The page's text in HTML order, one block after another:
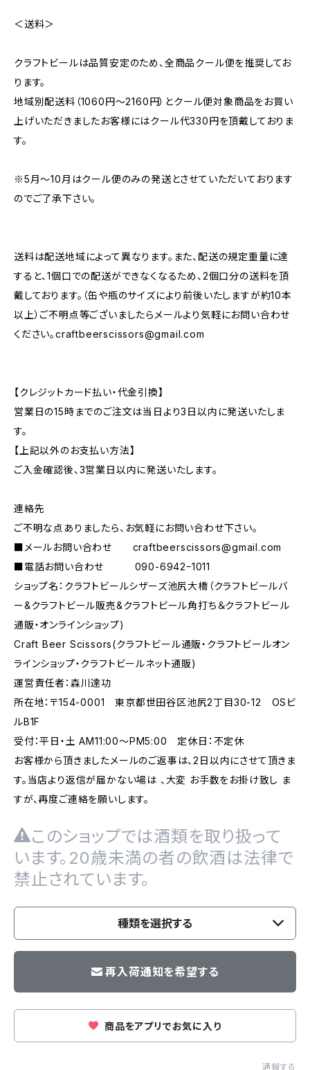
＜送料＞
クラフトビールは品質安定のため、全商品クール便を推奨してお
ります。
地域別配送料（1060円～2160円）とクール便対象商品をお買い
上げいただきましたお客様にはクール代330円を頂戴しておりま
す。
※5月～10月はクール便のみの発送とさせていただいております
のでご了承下さい。
送料は配送地域によって異なります。また、配送の規定重量に達
すると、1個口での配送ができなくなるため、2個口分の送料を頂
戴しております。（缶や瓶のサイズにより前後いたしますが約10本
以上）ご不明点等ございましたらメールより気軽にお問い合わせ
ください。craftbeerscissors@gmail.com
【クレジットカード払い・代金引換】
営業日の15時までのご注文は当日より3日以内に発送いたしま
す。
【上記以外のお支払い方法】
ご入金確認後、3営業日以内に発送いたします。
連絡先
ご不明な点ありましたら、お気軽にお問い合わせ下さい。
■メールお問い合わせ craftbeerscissors@gmail.com
■電話お問い合わせ 090-6942ｰ1011
ショップ名：クラフトビールシザーズ池尻大橋（クラフトビールバ
ー&クラフトビール販売&クラフトビール角打ち＆クラフトビール
通販・オンラインショップ)
Craft Beer Scissors(クラフトビール通販・クラフトビールオン
ラインショップ・クラフトビールネット通販)
運営責任者：森川達功
所在地：〒154-0001 東京都世田谷区池尻2丁目30-12 OSビ
ルB1F
受付：平日・土 AM11:00～PM5:00 定休日：不定休
お客様から頂きましたメールのご返事は、2日以内にさせて頂きま
す。当店より返信が届かない場は 、大変 お手数をお掛け致し ま
すが、再度ご連絡を願いします。
このショップでは酒類を取り扱って
います。20歳未満の者の飲酒は法律で
禁止されています。
種類を選択する
再入荷通知を希望する
商品をアプリでお気に入り
通報する